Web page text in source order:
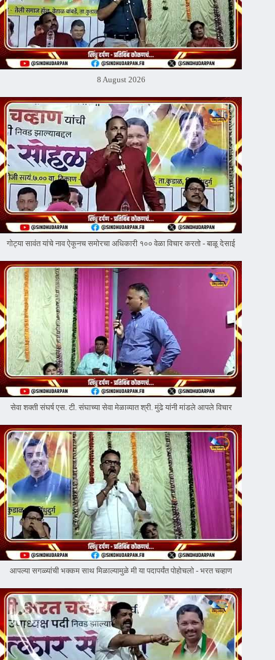
8 August 2026
गोट्या सावंत यांचे नाव ऐकूनच समोरचा अधिकारी १०० वेळा विचार करतो - बाळू देसाई
सेवा शक्ती संघर्ष एस. टी. संघाच्या सेवा मेळाव्यात श्री. मुंढे यांनी मांडले आपले विचार
आपल्या सगळ्यांची भक्कम साथ मिळाल्यामुळे मी या पदापर्यंत पोहोचलो - भरत चव्हाण